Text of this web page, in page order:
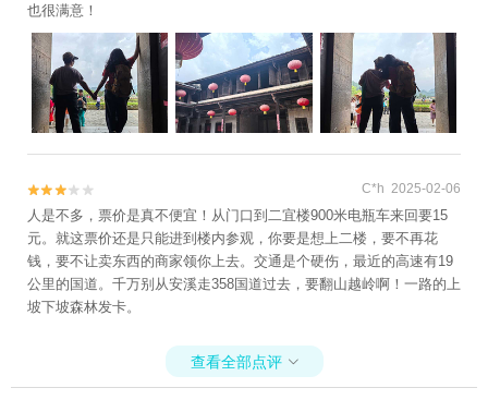
也很满意！

 C*h 2025-02-06
人是不多，票价是真不便宜！从门口到二宜楼900米电瓶车来回要15
元。就这票价还是只能进到楼内参观，你要是想上二楼，要不再花
钱，要不让卖东西的商家领你上去。交通是个硬伤，最近的高速有19
公里的国道。千万别从安溪走358国道过去，要翻山越岭啊！一路的上
坡下坡森林发卡。
查看全部点评 